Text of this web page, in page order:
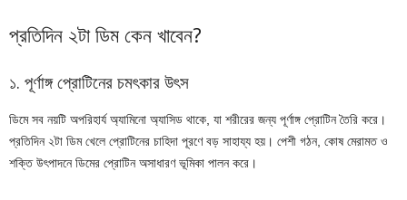
প্রতিদিন ২টা ডিম কেন খাবেন?
১. পূর্ণাঙ্গ প্রোটিনের চমৎকার উৎস
ডিমে সব নয়টি অপরিহার্য অ্যামিনো অ্যাসিড থাকে, যা শরীরের জন্য পূর্ণাঙ্গ প্রোটিন তৈরি করে।
প্রতিদিন ২টা ডিম খেলে প্রোটিনের চাহিদা পূরণে বড় সাহায্য হয়। পেশী গঠন, কোষ মেরামত ও
শক্তি উৎপাদনে ডিমের প্রোটিন অসাধারণ ভূমিকা পালন করে।